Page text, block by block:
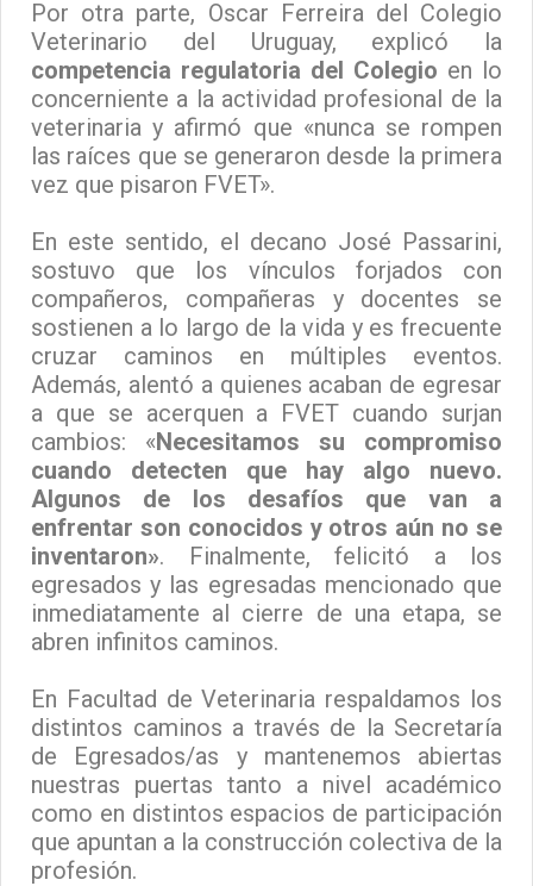
Por otra parte, Oscar Ferreira del Colegio
Veterinario del Uruguay, explicó la
competencia regulatoria del Colegio en lo
concerniente a la actividad profesional de la
veterinaria y afirmó que «nunca se rompen
las raíces que se generaron desde la primera
vez que pisaron FVET».
En este sentido, el decano José Passarini,
sostuvo que los vínculos forjados con
compañeros, compañeras y docentes se
sostienen a lo largo de la vida y es frecuente
cruzar caminos en múltiples eventos.
Además, alentó a quienes acaban de egresar
a que se acerquen a FVET cuando surjan
cambios: «Necesitamos su compromiso
cuando detecten que hay algo nuevo.
Algunos de los desafíos que van a
enfrentar son conocidos y otros aún no se
inventaron». Finalmente, felicitó a los
egresados y las egresadas mencionado que
inmediatamente al cierre de una etapa, se
abren infinitos caminos.
En Facultad de Veterinaria respaldamos los
distintos caminos a través de la Secretaría
de Egresados/as y mantenemos abiertas
nuestras puertas tanto a nivel académico
como en distintos espacios de participación
que apuntan a la construcción colectiva de la
profesión.